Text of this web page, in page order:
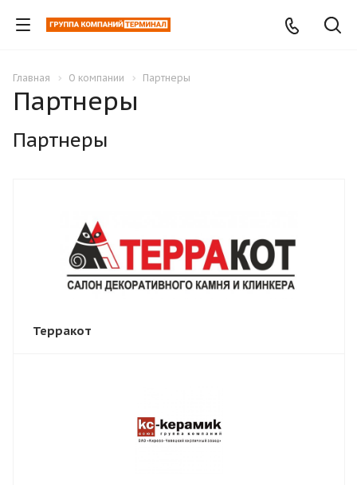
Главная О компании Партнеры
Партнеры
Партнеры
Терракот